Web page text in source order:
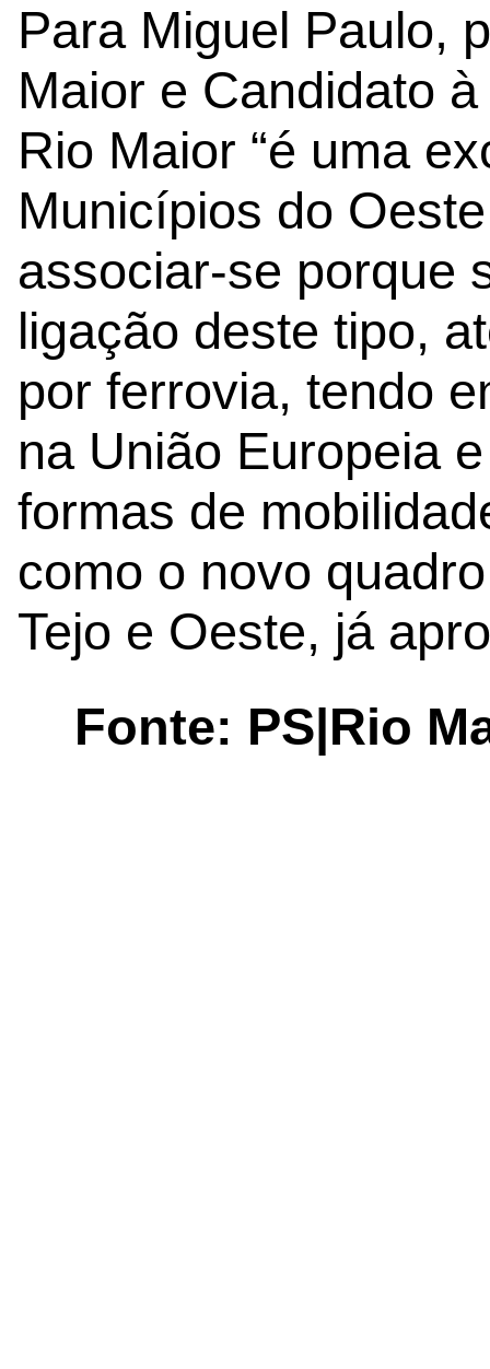
Para Miguel Paulo,
Maior e Candidato
Rio Maior “é uma
Municípios do
associar-se porque
ligação deste tipo,
por ferrovia, tendo
na União Europeia
formas de
como o novo
Tejo e Oeste, já
Fonte: PS|Rio